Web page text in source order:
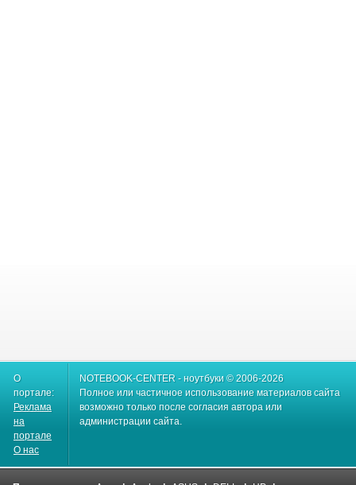
О
портале:
Реклама
на
портале
О нас
NOTEBOOK-CENTER - ноутбуки © 2006-2026
Полное или частичное использование материалов сайта
возможно только после согласия автора или
администрации сайта.